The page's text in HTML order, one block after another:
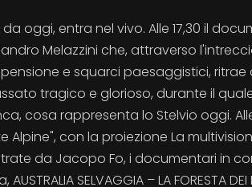
oggi, entra nel vivo. Alle 17,30 il
Melazzini che, attraverso
e squarci paesaggistici,
tragico e glorioso, durante il
cosa rappresenta lo Stelvio oggi.
con la proiezione La
da Jacopo Fo, i documentari in
SELVAGGIA – LA FORESTA